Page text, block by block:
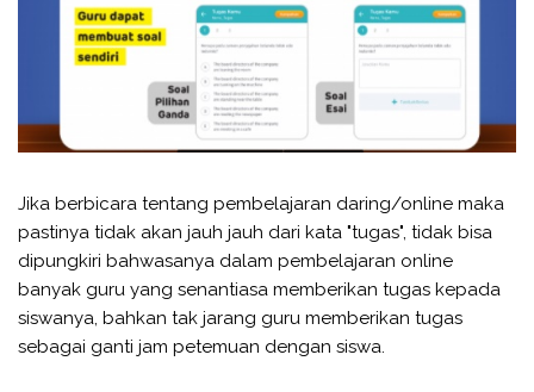
Jika berbicara tentang pembelajaran daring/online maka
pastinya tidak akan jauh jauh dari kata "tugas", tidak bisa
dipungkiri bahwasanya dalam pembelajaran online
banyak guru yang senantiasa memberikan tugas kepada
siswanya, bahkan tak jarang guru memberikan tugas
sebagai ganti jam petemuan dengan siswa.